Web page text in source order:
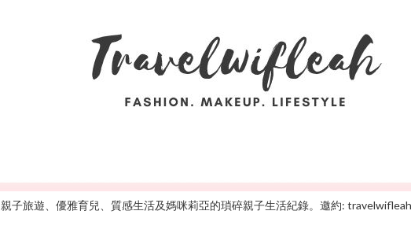
親子旅遊、優雅育兒、質感生活及媽咪莉亞的瑣碎親子生活紀錄。邀約: